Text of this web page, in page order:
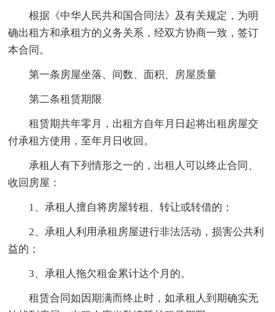
根据《中华人民共和国合同法》及有关规定，为明
确出租方和承租方的义务关系，经双方协商一致，签订
本合同。
第一条房屋坐落、间数、面积、房屋质量
第二条租赁期限
租赁期共年零月，出租方自年月日起将出租房屋交
付承租方使用，至年月日收回。
承租人有下列情形之一的，出租人可以终止合同、
收回房屋：
1、承租人擅自将房屋转租、转让或转借的；
2、承租人利用承租房屋进行非法活动，损害公共利
益的；
3、承租人拖欠租金累计达个月的。
租赁合同如因期满而终止时，如承租人到期确实无